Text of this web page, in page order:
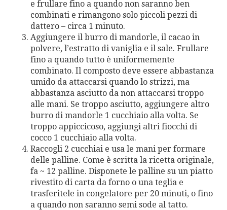
e frullare fino a quando non saranno ben
combinati e rimangono solo piccoli pezzi di
dattero – circa 1 minuto.
Aggiungere il burro di mandorle, il cacao in
polvere, l’estratto di vaniglia e il sale. Frullare
fino a quando tutto è uniformemente
combinato. Il composto deve essere abbastanza
umido da attaccarsi quando lo strizzi, ma
abbastanza asciutto da non attaccarsi troppo
alle mani. Se troppo asciutto, aggiungere altro
burro di mandorle 1 cucchiaio alla volta. Se
troppo appiccicoso, aggiungi altri fiocchi di
cocco 1 cucchiaio alla volta.
Raccogli 2 cucchiai e usa le mani per formare
delle palline. Come è scritta la ricetta originale,
fa ~ 12 palline. Disponete le palline su un piatto
rivestito di carta da forno o una teglia e
trasferitele in congelatore per 20 minuti, o fino
a quando non saranno semi sode al tatto.